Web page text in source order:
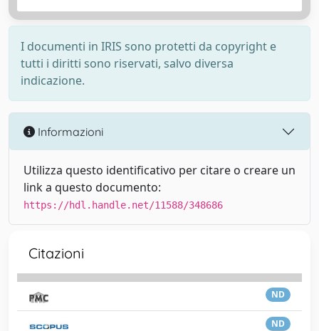
I documenti in IRIS sono protetti da copyright e
tutti i diritti sono riservati, salvo diversa
indicazione.
Informazioni
Utilizza questo identificativo per citare o creare un
link a questo documento:
https://hdl.handle.net/11588/348686
Citazioni
ND
ND